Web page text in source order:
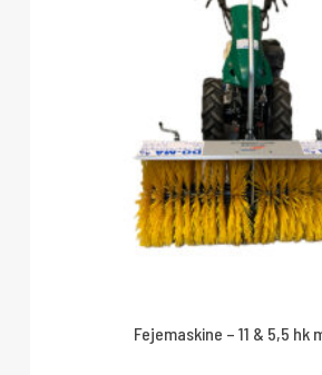
Fejemaskine – 11 & 5,5 hk